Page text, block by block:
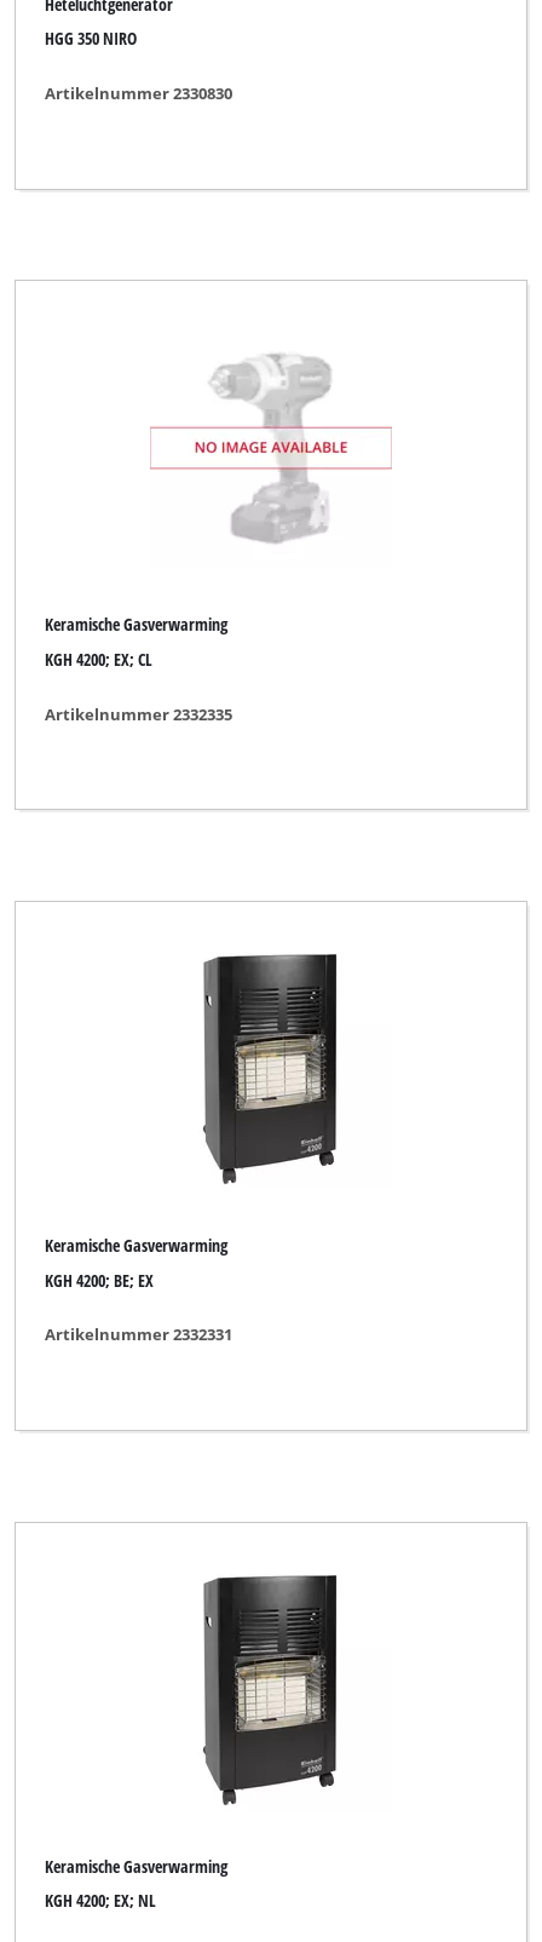
HGG 350 NIRO
Artikelnummer 2330830
Keramische Gasverwarming
KGH 4200; EX; CL
Artikelnummer 2332335
Keramische Gasverwarming
KGH 4200; BE; EX
Artikelnummer 2332331
Keramische Gasverwarming
KGH 4200; EX; NL